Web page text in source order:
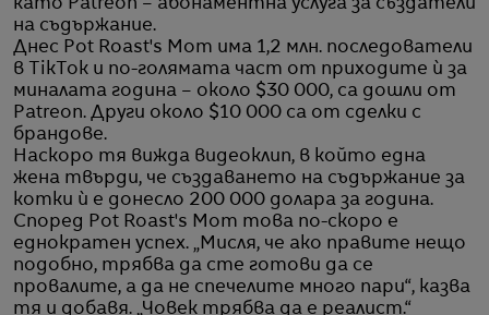
като Patreon – абонаментна услуга за създатели
на съдържание.
Днес Pot Roast's Mom има 1,2 млн. последователи
в TikTok и по-голямата част от приходите ѝ за
миналата година – около $30 000, са дошли от
Patreon. Други около $10 000 са от сделки с
брандове.
Наскоро тя вижда видеоклип, в който една
жена твърди, че създаването на съдържание за
котки ѝ е донесло 200 000 долара за година.
Според Pot Roast's Mom това по-скоро е
еднократен успех. „Мисля, че ако правите нещо
подобно, трябва да сте готови да се
провалите, а да не спечелите много пари“, казва
тя и добавя. „Човек трябва да е реалист.“